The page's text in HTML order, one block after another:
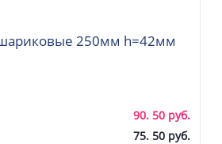
250мм h=42мм
90. 50 руб.
75. 50 руб.